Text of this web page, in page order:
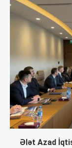
Ələt Azad